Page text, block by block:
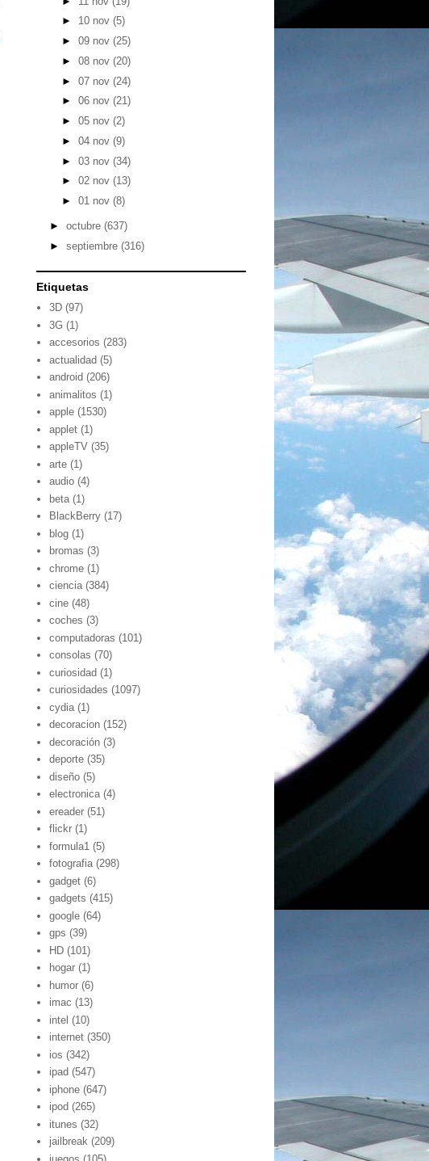
► 10 nov(5)
►09 nov(25)
►08 nov(20)
►07 nov(24)
►06 nov(21)
►05 nov(2)
►04 nov(9)
►03 nov(34)
►02 nov(13)
►01 nov(8)
► octubre (637)
► septiembre (316)
Etiquetas
3D (97)
3G (1)
accesorios (283)
actualidad (5)
android (206)
animalitos (1)
apple (1530)
applet (1)
appleTV (35)
arte (1)
audio (4)
beta (1)
BlackBerry (17)
blog (1)
bromas (3)
chrome (1)
ciencia (384)
cine (48)
coches (3)
computadoras (101)
consolas (70)
curiosidad (1)
curiosidades (1097)
cydia (1)
decoracion (152)
decoración (3)
deporte (35)
diseño (5)
electronica (4)
ereader (51)
flickr (1)
formula1 (5)
fotografia (298)
gadget (6)
gadgets (415)
google (64)
gps (39)
HD (101)
hogar (1)
humor (6)
imac (13)
intel (10)
internet (350)
ios (342)
ipad (547)
iphone (647)
ipod (265)
itunes (32)
jailbreak (209)